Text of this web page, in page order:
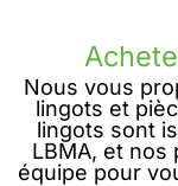
Nous vous
lingots et
lingots sont
LBMA, et nos
équipe pour